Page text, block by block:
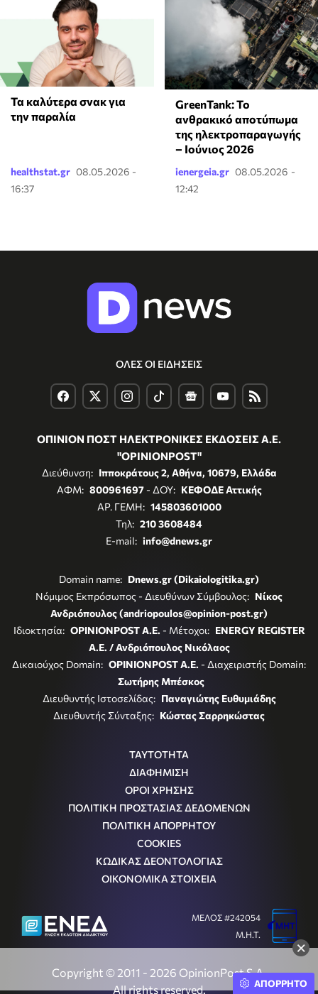
×
Τα καλύτερα σνακ για
την παραλία
healthstat.gr 08.05.2026 -
16:37
GreenTank: Το
ανθρακικό αποτύπωμα
της ηλεκτροπαραγωγής
– Ιούνιος 2026
ienergeia.gr 08.05.2026 -
12:42
ΟΛΕΣ ΟΙ ΕΙΔΗΣΕΙΣ
ΟΠΙΝΙΟΝ ΠΟΣΤ ΗΛΕΚΤΡΟΝΙΚΕΣ ΕΚΔΟΣΕΙΣ Α.Ε.
"OPINIONPOST"
Διεύθυνση: Ιπποκράτους 2, Αθήνα, 10679, Ελλάδα
ΑΦΜ: 800961697- ΔΟΥ: ΚΕΦΟΔΕ Αττικής
ΑΡ. ΓΕΜΗ: 145803601000
Τηλ: 210 3608484
E-mail: info@dnews.gr
Domain name: Dnews.gr (Dikaiologitika.gr)
Νόμιμος Εκπρόσωπος - Διευθύνων Σύμβουλος: Νίκος
Ανδριόπουλος (andriopoulos@opinion-post.gr)
Ιδιοκτησία: OPINIONPOST A.E. - Μέτοχοι: ENERGY REGISTER
Α.Ε. / Ανδριόπουλος Νικόλαος
Δικαιούχος Domain: OPINIONPOST A.E. - Διαχειριστής Domain:
Σωτήρης Μπέσκος
Διευθυντής Ιστοσελίδας: Παναγιώτης Ευθυμιάδης
Διευθυντής Σύνταξης: Κώστας Σαρρηκώστας
ΤΑΥΤΟΤΗΤΑ
ΔΙΑΦΗΜΙΣΗ
ΟΡΟΙ ΧΡΗΣΗΣ
ΠΟΛΙΤΙΚΗ ΠΡΟΣΤΑΣΙΑΣ ΔΕΔΟΜΕΝΩΝ
ΠΟΛΙΤΙΚΗ ΑΠΟΡΡΗΤΟΥ
COOKIES
ΚΩΔΙΚΑΣ ΔΕΟΝΤΟΛΟΓΙΑΣ
ΟΙΚΟΝΟΜΙΚΑ ΣΤΟΙΧΕΙΑ
Copyright © 2011 - 2026 OpinionPost S.A.
All rights reserved.
ΜΕΛΟΣ #242054
Μ.Η.Τ.
ΑΠΟΡΡΗΤΟ